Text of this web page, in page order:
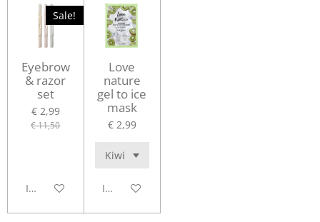
Sale!
Eyebrow
& razor
set
€ 2,99
€ 11,50
In winkelwagen
Love
nature
gel to ice
mask
€ 2,99
In winkelwagen